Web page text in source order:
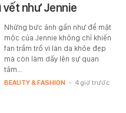
vết như Jennie
Những bức ảnh gần như để mặt
mộc của Jennie không chỉ khiến
fan trầm trồ vì làn da khỏe đẹp
mà còn làm dấy lên sự quan
tâm…
BEAUTY & FASHION - 4 giờ trước